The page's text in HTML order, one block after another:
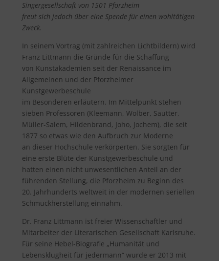
Singergesellschaft von 1501 Pforzheim
freut sich jedoch über eine Spende für einen wohltätigen
Zweck.
In seinem Vortrag (mit zahlreichen Lichtbildern) wird
Franz Littmann die Gründe für die Schaffung
von Kunstakademien seit der Renaissance im
Allgemeinen und der Pforzheimer
Kunstgewerbeschule
im Besonderen erläutern. Im Mittelpunkt stehen
sieben Professoren (Kleemann, Wolber, Sautter,
Müller-Salem, Hildenbrand, Joho, Jochem), die seit
1877 so etwas wie den Aufbruch zur Moderne
an dieser Hochschule verkörperten. Sie sorgten für
eine erste Blüte der Kunstgewerbeschule und
hatten einen nicht unwesentlichen Anteil an der
führenden Stellung, die Pforzheim zu Beginn des
20. Jahrhunderts weltweit in der modernen seriellen
Schmuckherstellung einnahm.
Dr. Franz Littmann ist freier Wissenschaftler und
Mitarbeiter der Literarischen Gesellschaft Karlsruhe.
Für seine Hebel-Biografie „Humanität und
Lebensklugheit für jedermann“ wurde er 2013 mit